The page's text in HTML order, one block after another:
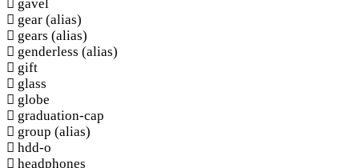
gavel
gear (alias)
gears (alias)
genderless (alias)
gift
glass
globe
graduation-cap
group (alias)
hdd-o
headphones